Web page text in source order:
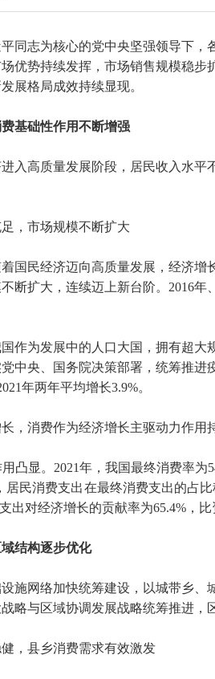
同志为核心的党中央坚强领导下
优势持续发挥，市场销售规模稳
展格局成效持续显现。
基础性作用不断增强
入高质量发展阶段，居民收入水
，市场规模不断扩大
国民经济迈向高质量发展，经济
断扩大，连续迈上新台阶。2016
作为发展中的人口大国，拥有超
中央、国务院决策部署，统筹推
年两年平均增长3.9%。
长，消费作为经济增长主驱动力作用
凸显。2021年，我国最终消费率
居民消费支出在最终消费支出的占
出对经济增长的贡献率为65.4%，
结构逐步优化
施网络加快统筹建设，以城带乡
略与区域协调发展战略统筹推进，
，县乡消费需求有效激发